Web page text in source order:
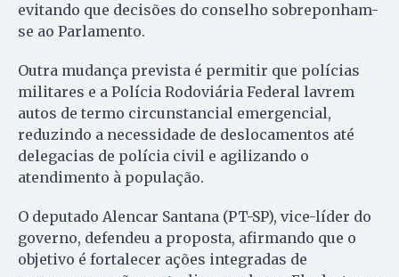
evitando que decisões do conselho sobreponham-
se ao Parlamento.
Outra mudança prevista é permitir que polícias
militares e a Polícia Rodoviária Federal lavrem
autos de termo circunstancial emergencial,
reduzindo a necessidade de deslocamentos até
delegacias de polícia civil e agilizando o
atendimento à população.
O deputado Alencar Santana (PT-SP), vice-líder do
governo, defendeu a proposta, afirmando que o
objetivo é fortalecer ações integradas de